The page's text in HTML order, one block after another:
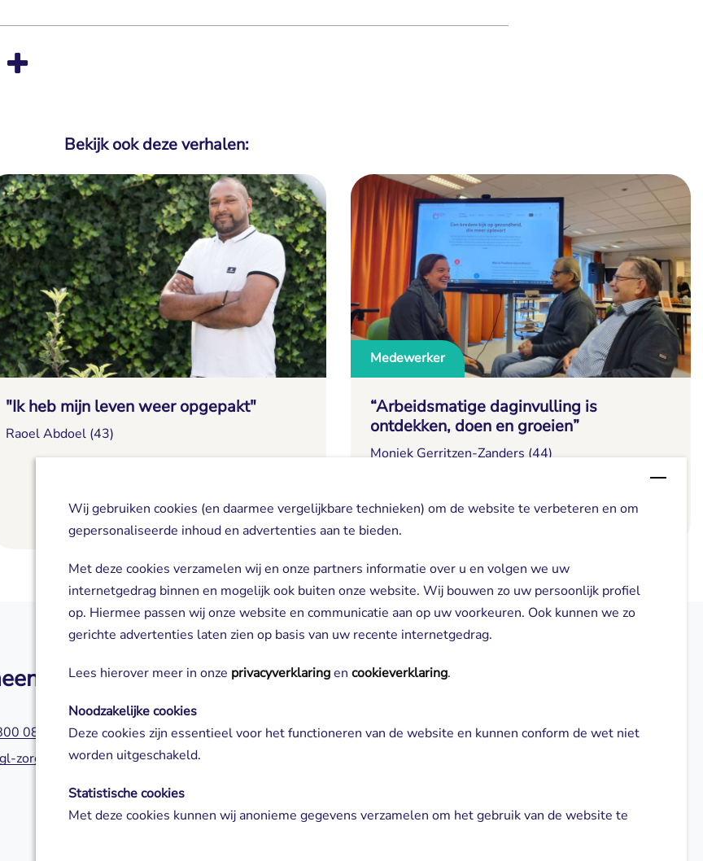
Wij gebruiken cookies (en daarmee vergelijkbare technieken) om de website te verbeteren en om
gepersonaliseerde inhoud en advertenties aan te bieden.
Met deze cookies verzamelen wij en onze partners informatie over u en volgen we uw
internetgedrag binnen en mogelijk ook buiten onze website. Wij bouwen zo uw persoonlijk profiel
op. Hiermee passen wij onze website en communicatie aan op uw voorkeuren. Ook kunnen we zo
gerichte advertenties laten zien op basis van uw recente internetgedrag.
Lees hierover meer in onze privacyverklaringen cookieverklaring.
Noodzakelijke cookies
Deze cookies zijn essentieel voor het functioneren van de website en kunnen conform de wet niet
worden uitgeschakeld.
Statistische cookies
Met deze cookies kunnen wij anonieme gegevens verzamelen om het gebruik van de website te
Bekijk ook deze verhalen:
"Ik heb mijn leven weer opgepakt"
Raoel Abdoel (43)
Lees meer
Medewerker
“Arbeidsmatige daginvulling is
ontdekken, doen en groeien”
Moniek Gerritzen-Zanders (44)
Lees meer
0800
zorg.nl
Zorg of aanmelden
045 - 800 0580
Locaties